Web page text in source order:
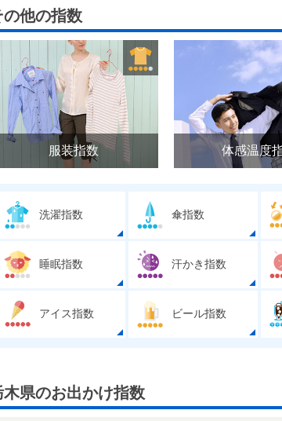
の他の指数
服装指数 体感温度
洗濯指数 傘指数
睡眠指数 汗かき指数
アイス指数 ビール指数
木県のお出かけ指数